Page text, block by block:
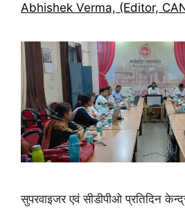
Abhishek Verma, (Editor,
सुपरवाइजर एवं सीडीपीओ प्रतिदिन